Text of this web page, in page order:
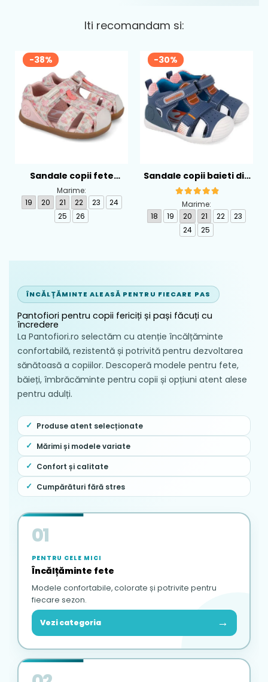
Iti recomandam si:
-38%
Sandale copii fete
calapod lat din textil
Biomecanics, Roz -
262193-A103
Marime:
19
20 21 22 23
24
25
26
-30%
Sandale copii baieti din
piele Biomecanics,
Albastru - 262124-A556
Marime:
18
19 20 21 22
23
24
25
ÎNCĂLȚĂMINTE ALEASĂ PENTRU FIECARE PAS
Pantofiori pentru copii fericiți și pași făcuți cu
încredere
La Pantofiori.ro selectăm cu atenție încălțăminte
confortabilă, rezistentă și potrivită pentru dezvoltarea
sănătoasă a copiilor. Descoperă modele pentru fete,
băieți, îmbrăcăminte pentru copii și opțiuni atent alese
pentru adulți.
Produse atent selecționate
Mărimi și modele variate
Confort și calitate
Cumpărături fără stres
01
PENTRU CELE MICI
Încălțăminte fete
Modele confortabile, colorate și potrivite pentru
fiecare sezon.
Vezi categoria →